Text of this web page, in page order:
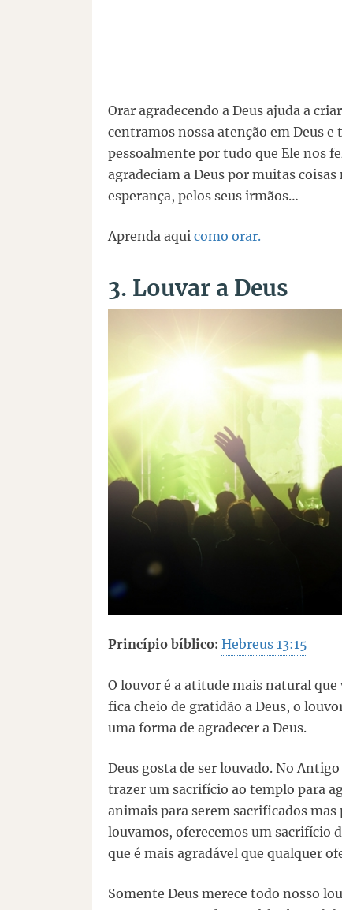
Orar agradecendo a Deus ajuda a
centramos nossa atenção em Deus
pessoalmente por tudo que Ele nos
agradeciam a Deus por muitas coisas
esperança, pelos seus irmãos…
Aprenda aqui como orar.
3. Louvar a Deus
Princípio bíblico: Hebreus 13:15
O louvor é a atitude mais natural
fica cheio de gratidão a Deus, o
uma forma de agradecer a Deus.
Deus gosta de ser louvado. No
trazer um sacrifício ao templo para
animais para serem sacrificados mas
louvamos, oferecemos um sacrifício
que é mais agradável que qualquer
Somente Deus merece todo nosso